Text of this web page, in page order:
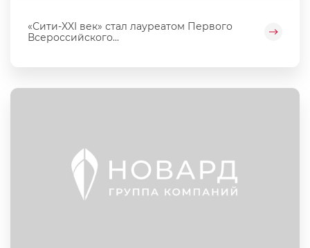
«Сити-XXI век» стал лауреатом Первого
Всероссийского...